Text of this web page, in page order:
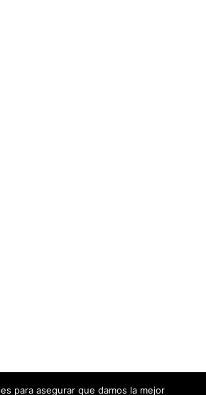
para asegurar que damos la mejor